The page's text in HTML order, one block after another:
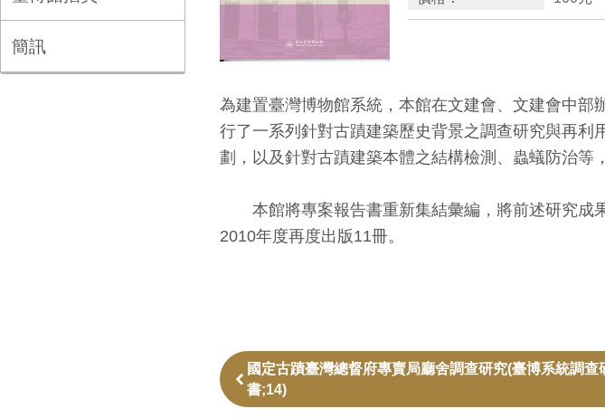
簡訊
為建置臺灣博物館系統，本館在文建會、文建會中
行了一系列針對古蹟建築歷史背景之調查研究與再
劃，以及針對古蹟建築本體之結構檢測、蟲蟻防治等
本館將專案報告書重新集結彙編，將前述研究成
2010年度再度出版11冊。
國定古蹟臺灣總督府專賣局廳舍調查研究(臺博系統調查
書;14)